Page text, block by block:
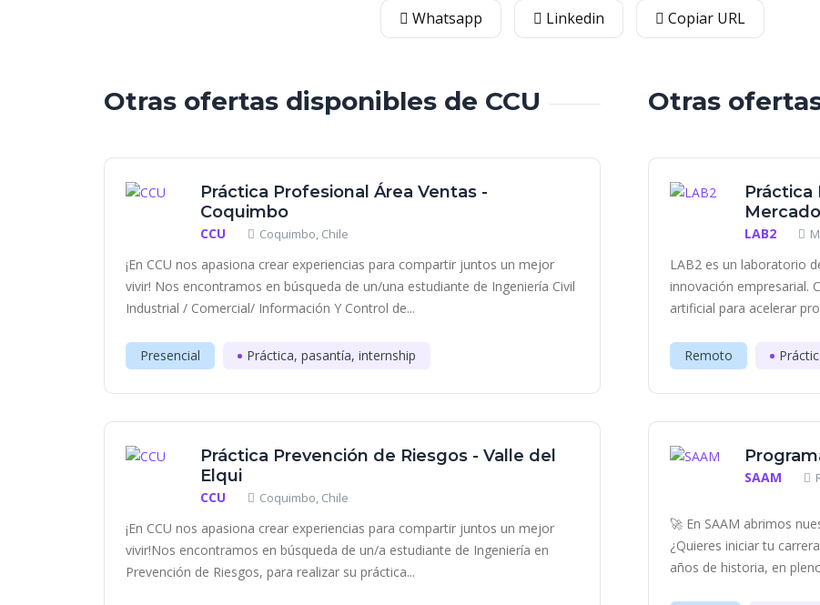
Whatsapp Linkedin Copiar URL
Otras ofertas disponibles de CCU
Práctica Profesional Área Ventas -
Coquimbo
CCU Coquimbo, Chile
¡En CCU nos apasiona crear experiencias para compartir juntos un mejor
vivir! Nos encontramos en búsqueda de un/una estudiante de Ingeniería Civil
Industrial / Comercial/ Información Y Control de...
Presencial Práctica, pasantía, internship
Práctica Prevención de Riesgos - Valle del
Elqui
CCU Coquimbo, Chile
¡En CCU nos apasiona crear experiencias para compartir juntos un mejor
vivir!Nos encontramos en búsqueda de un/a estudiante de Ingeniería en
Prevención de Riesgos, para realizar su práctica...
Otras
Práctica
LAB2
LAB2 es un laboratorio
innovación empresarial.
artificial para acelerar
Remoto
SAAM
🚀 En SAAM abrimos
¿Quieres iniciar tu
años de historia, en